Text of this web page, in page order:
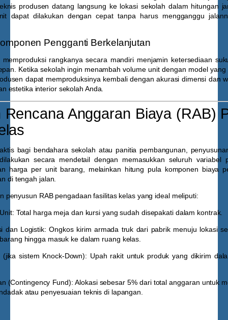
produsen datang langsung ke lokasi sekolah dalam hitungan
dapat dilakukan dengan cepat tanpa harus mengganggu
Pengganti Berkelanjutan
rangkanya secara mandiri menjamin ketersediaan
Ketika sekolah ingin menambah volume unit dengan model
dapat memproduksinya kembali dengan akurasi dimensi dan
estetika interior sekolah Anda.
Rencana Anggaran Biaya (RAB)
bagi bendahara sekolah atau panitia pembangunan,
secara mendetail dengan memasukkan seluruh variabel
harga per unit barang, melainkan hitung pula komponen biaya
di tengah jalan.
penyusun RAB pengadaan fasilitas kelas yang ideal meliputi:
Total harga meja dan kursi yang sudah disepakati dalam kontrak.
dan Logistik: Ongkos kirim armada truk dari pabrik menuju lokasi
hingga masuk ke dalam ruang kelas.
(jika sistem Knock-Down): Upah rakit untuk produk yang dikirim
(Contingency Fund): Alokasi sebesar 5% dari total anggaran untuk
atau penyesuaian teknis di lapangan.